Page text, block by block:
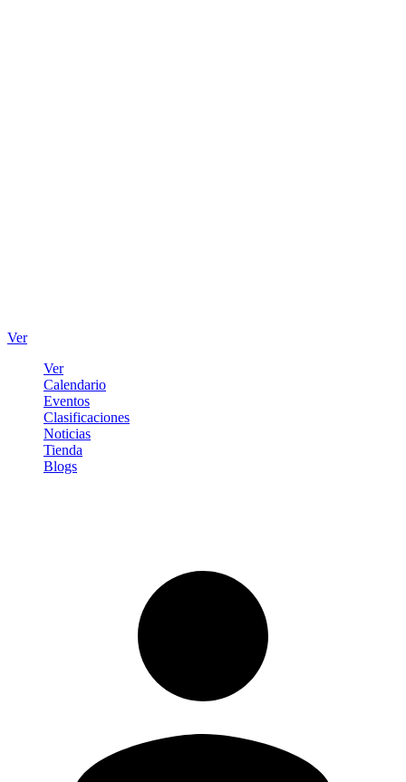
Ver
Ver
Calendario
Eventos
Clasificaciones
Noticias
Tienda
Blogs